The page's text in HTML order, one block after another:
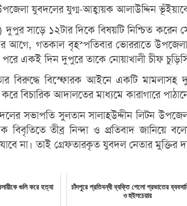
যুবদলের যুগ্ম-আহ্বায়ক আলাউদ্দিন
সাড়ে ১২টার দিকে বিষয়টি নিশ্চিত করেন
আগে, গতকাল বৃহস্পতিবার ভোররাতে
একই দিন দুপুরে তাকে নোয়াখালী চীফ
বিরুদ্ধে বিস্ফোরক আইনে একটি মামলাসহ
বিচারিক আদালতের মাধ্যমে কারাগারে
সভাপতি সুলতান সালাহউদ্দীন লিটন
বিবৃতিতে তীব্র নিন্দা ও প্রতিবাদ জানিয়ে
না। তাই গ্রেফতারকৃত যুবদল নেতার মুক্তির
গুলি করে হত্যা
চাঁদপুরে প্রতিবন্ধী ব্যক্তি পেলো প্রভাতের
ও হুইলচেয়ার